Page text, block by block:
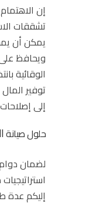
إن الاهتمام
تشققات
يمكن أن
ويحافظ على
الوقائية
توفير
إلى
حلولصيانة
لضمان
إليكم عدة